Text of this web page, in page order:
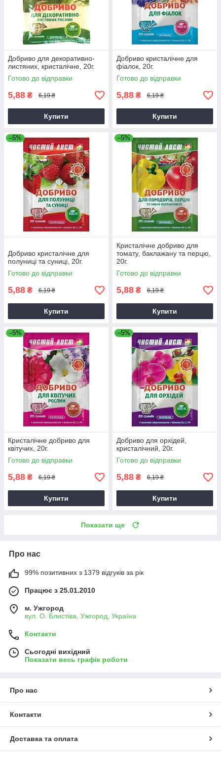
Добриво для декоративно-
листяних, кристалічне, 20г.
Готово до відправки
5,88 ₴ 6,19 ₴
Купити
Добриво кристалічне для
фіалок, 20г.
Готово до відправки
5,88 ₴ 6,19 ₴
Купити
–5%
Добриво кристалічне для
полуниці та суниці, 20г.
Готово до відправки
5,88 ₴ 6,19 ₴
Купити
–5%
Кристалічне добриво для
томату, баклажану та перцю,
20г.
Готово до відправки
5,88 ₴ 6,19 ₴
Купити
–5%
Кристалічне добриво для
квітучих, 20г.
Готово до відправки
5,88 ₴ 6,19 ₴
Купити
–5%
Добриво для орхідей,
кристалічний, 20г.
Готово до відправки
5,88 ₴ 6,19 ₴
Купити
Показати ще
Про нас
99% позитивних з 1379 відгуків за рік
Працює з 25.01.2010
м. Ужгород
вул. О. Блистіва, Ужгород, Україна
Контакти
Сьогодні вихідний
Показати весь графік роботи
Про нас
Контакти
Доставка та оплата